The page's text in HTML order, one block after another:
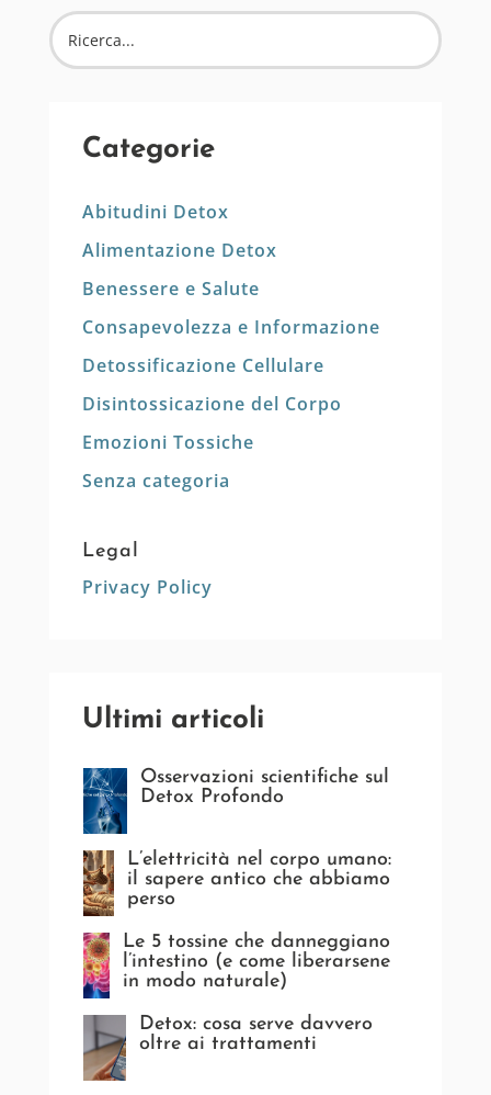
Categorie
Abitudini Detox
Alimentazione Detox
Benessere e Salute
Consapevolezza e Informazione
Detossificazione Cellulare
Disintossicazione del Corpo
Emozioni Tossiche
Senza categoria
Legal
Privacy Policy
Ultimi articoli
Osservazioni scientifiche sul
Detox Profondo
L’elettricità nel corpo umano:
il sapere antico che abbiamo
perso
Le 5 tossine che danneggiano
l’intestino (e come liberarsene
in modo naturale)
Detox: cosa serve davvero
oltre ai trattamenti